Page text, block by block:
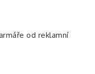
od reklamní